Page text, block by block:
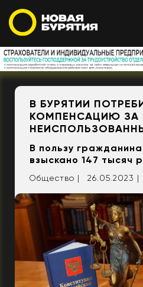
В БУРЯТИИ
КОМПЕНСАЦИЮ ЗА
В пользу
взыскано 147 тысяч
Общество | 26.05.2023 |